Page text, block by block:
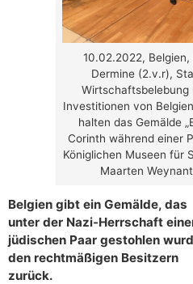
10.02.2022,
Dermine (2.v.r),
Wirtschaftsbelebung
Investitionen von
halten das Gemälde
Corinth während einer
Königlichen Museen für
Maarten
Belgien gibt ein Gemälde, das
unter der Nazi-Herrschaft
jüdischen Paar gestohlen
den rechtmäßigen Besitzern
zurück.